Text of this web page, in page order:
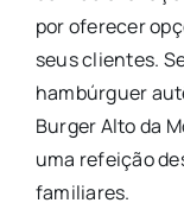
por oferecer
seus clientes.
hambúrguer
Burger Alto da
uma refeição
familiares.